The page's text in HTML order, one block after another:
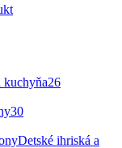
26
30
Detské ihriská a